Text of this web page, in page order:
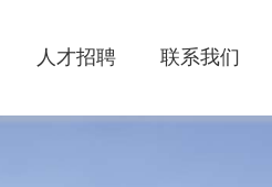
人才招聘 联系我们